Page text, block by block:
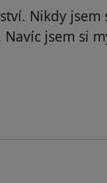
Nikdy jsem
jsem si